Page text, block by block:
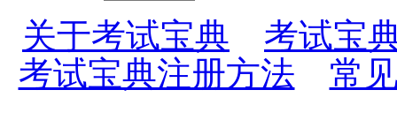
关于考试宝典
考试宝
考试宝典注册方法
常